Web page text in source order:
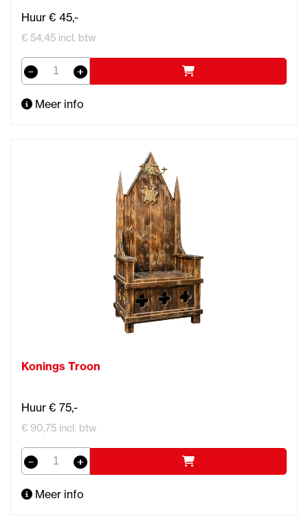
Huur € 45,-
€ 54,45 incl. btw
Meer info
Konings Troon
Huur € 75,-
€ 90,75 incl. btw
Meer info